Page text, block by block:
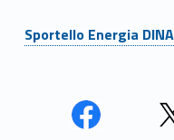
Sportello Energia